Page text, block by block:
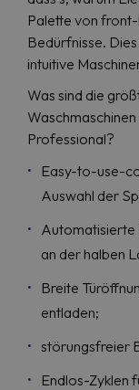
Palette von
Bedürfnisse.
intuitive
Was sind die
Professional?
Easy-to-use-
Auswahl der
Automatisierte
an der halben
Breite
entladen;
störungsfreier
Endlos-Zyklen